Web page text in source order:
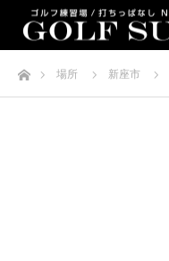
ホーム場所 新座市